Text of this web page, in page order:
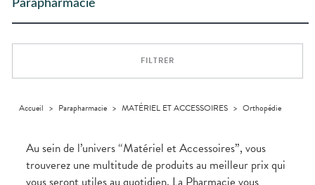
pharmacie
alimentaires
Dispositifs
CHEVEUX
Cheveux
Corps
Solaire
Troubles
urinaires
Trousse à
MINCEUR-
Etendre
Douleurs
Douleurs
musculaires
NUTRITION
Etendre
Etendre
Irritations
oculaires
OREILLES
Maux
de gorge
SANTÉ-
NUTRITION
Etendre
UTILES
PHARMACIES
DISPOSITIFS
APPLICATION
D’ORDONNANCE
Parapharmacie
FILTRER
Accueil > Parapharmacie > MATÉRIEL ET ACCESSOIRES > Orthopédie
Au sein de l’univers “Matériel et Accessoires”, vous
trouverez une multitude de produits au meilleur prix qui